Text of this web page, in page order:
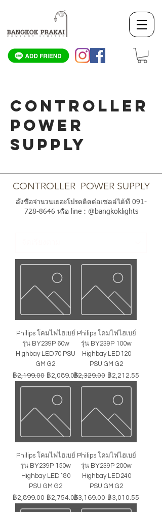
CONTROLLER
POWER
SUPPLY
CONTROLLER POWER SUPPLY
สั่งซื้อจำนวนเยอะโปรดติดต่อเซลล์ได้ที่ 091-
728-8646หรือ line : @bangkoklights
Philips โคมไฟไฮเบย์
รุ่น BY239P 60w
Highbay LED70 PSU
GM G2
ราคาปกติ
฿2,199.00 ราคาขายลด
฿2,089.05
Philips โคมไฟไฮเบย์
รุ่น BY239P 100w
Highbay LED120
PSU GM G2
ราคาปกติ
฿2,329.00 ราคาขายลด
฿2,212.55
Philips โคมไฟไฮเบย์
รุ่น BY239P 150w
Highbay LED180
PSU GM G2
ราคาปกติ
฿2,899.00 ราคาขายลด
฿2,754.05
Philips โคมไฟไฮเบย์
รุ่น BY239P 200w
Highbay LED240
PSU GM G2
ราคาปกติ
฿3,169.00 ราคาขายลด
฿3,010.55